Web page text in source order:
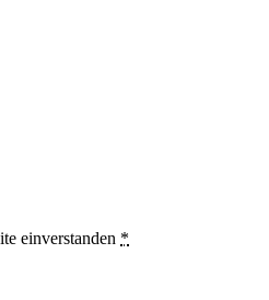
einverstanden *